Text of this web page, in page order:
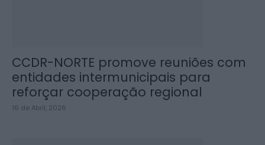
CCDR-NORTE promove reuniões com
entidades intermunicipais para
reforçar cooperação regional
16 de Abril, 2026